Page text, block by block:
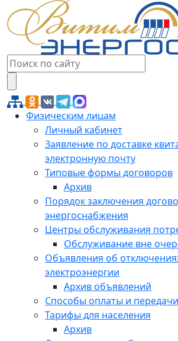
Физическим лицам
Личный кабинет
Заявление по доставке
электронную почту
Типовые формы договоров
Архив
Порядок заключения
энергоснабжения
Центры обслуживания
Обслуживание вне
Объявления об
электроэнергии
Архив объявлений
Способы оплаты и
Тарифы для населения
Архив